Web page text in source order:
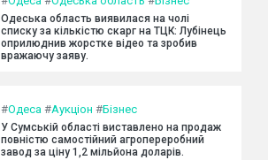
Одеська область виявилася на чолі
списку за кількістю скарг на ТЦК: Лубінець
оприлюднив жорстке відео та зробив
вражаючу заяву.
#Одеса #Аукціон #Бізнес
У Сумській області виставлено на продаж
повністю самостійний агропереробний
завод за ціну 1,2 мільйона доларів.